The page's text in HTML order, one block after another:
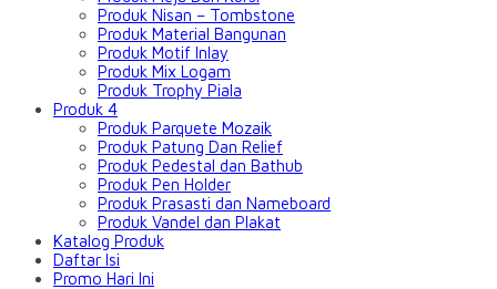
Produk Nisan – Tombstone
Produk Material Bangunan
Produk Motif Inlay
Produk Mix Logam
Produk Trophy Piala
Produk 4
Produk Parquete Mozaik
Produk Patung Dan Relief
Produk Pedestal dan Bathub
Produk Pen Holder
Produk Prasasti dan Nameboard
Produk Vandel dan Plakat
Katalog Produk
Daftar Isi
Promo Hari Ini